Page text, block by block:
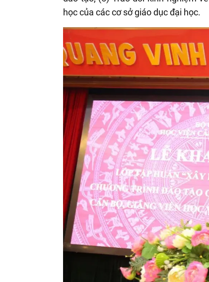
học của các cơ sở giáo dục đại học.